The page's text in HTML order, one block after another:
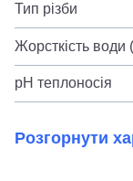
Тип різби
Жорсткість води
pH теплоносія
Розгорнути